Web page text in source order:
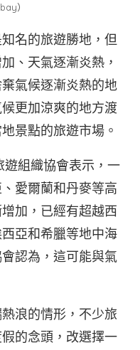
）
名的旅遊勝地，但
、天氣逐漸炎熱，
氣候逐漸炎熱的地
更加涼爽的地方渡
景點的旅遊市場。
組織協會表示，一
愛爾蘭和丹麥等高
加，已經有超越西
亞和希臘等地中海
認為，這可能與氣
浪的情形，不少旅
的念頭，改選擇一